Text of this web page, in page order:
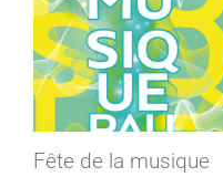
Fête de la musique